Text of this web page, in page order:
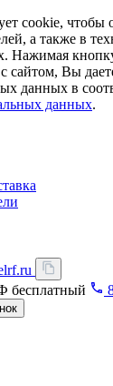
cookie, чтобы
а также в
Нажимая
сайтом, Вы
данных в
данных.
бесплатный